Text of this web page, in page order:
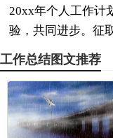
20xx年个人工作计
验，共同进步。征
工作总结图文推荐